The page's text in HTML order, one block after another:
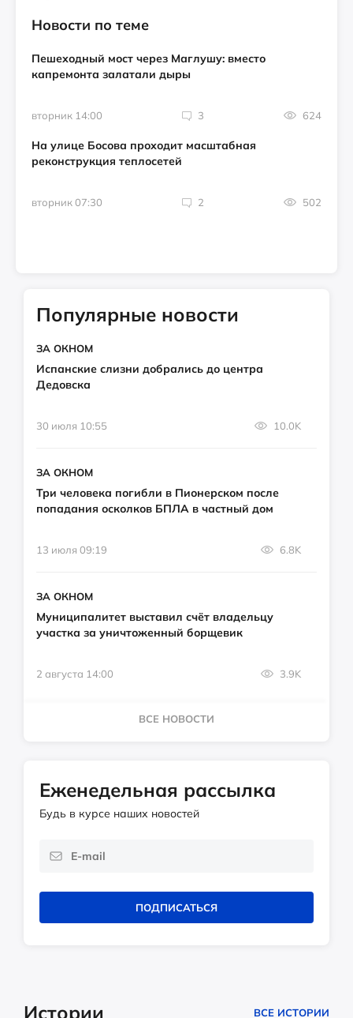
Новости по теме
Пешеходный мост через Маглушу: вместо
капремонта залатали дыры
вторник 14:00 3 624
На улице Босова проходит масштабная
реконструкция теплосетей
вторник 07:30 2 502
Популярные новости
ЗА ОКНОМ
Испанские слизни добрались до центра
Дедовска
30 июля 10:55 10.0K
ЗА ОКНОМ
Три человека погибли в Пионерском после
попадания осколков БПЛА в частный дом
13 июля 09:19 6.8K
ЗА ОКНОМ
Муниципалитет выставил счёт владельцу
участка за уничтоженный борщевик
2 августа 14:00 3.9K
ВСЕ НОВОСТИ
Еженедельная рассылка
Будь в курсе наших новостей
ПОДПИСАТЬСЯ
Истории ВСЕ ИСТОРИИ